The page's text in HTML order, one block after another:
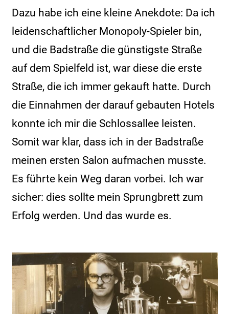
Dazu habe ich eine kleine Anekdote: Da ich
leidenschaftlicher Monopoly-Spieler bin,
und die Badstraße die günstigste Straße
auf dem Spielfeld ist, war diese die erste
Straße, die ich immer gekauft hatte. Durch
die Einnahmen der darauf gebauten Hotels
konnte ich mir die Schlossallee leisten.
Somit war klar, dass ich in der Badstraße
meinen ersten Salon aufmachen musste.
Es führte kein Weg daran vorbei. Ich war
sicher: dies sollte mein Sprungbrett zum
Erfolg werden. Und das wurde es.